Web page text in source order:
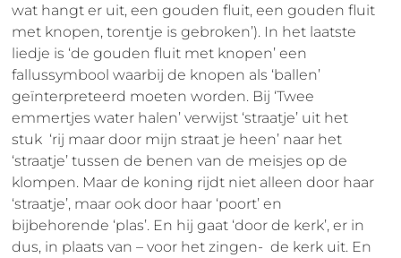
wat hangt er uit, een gouden fluit, een gouden fluit
met knopen, torentje is gebroken’). In het laatste
liedje is ‘de gouden fluit met knopen’ een
fallussymbool waarbij de knopen als ‘ballen’
geïnterpreteerd moeten worden. Bij ‘Twee
emmertjes water halen’ verwijst ‘straatje’ uit het
stuk ‘rij maar door mijn straat je heen’ naar het
‘straatje’ tussen de benen van de meisjes op de
klompen. Maar de koning rijdt niet alleen door haar
‘straatje’, maar ook door haar ‘poort’ en
bijbehorende ‘plas’. En hij gaat ‘door de kerk’, er in
dus, in plaats van – voor het zingen- de kerk uit. En